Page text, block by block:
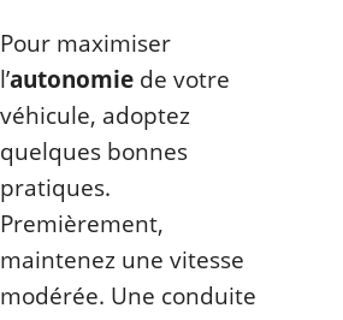
Pour maximiser
l’autonomie de votre
véhicule, adoptez
quelques bonnes
pratiques.
Premièrement,
maintenez une vitesse
modérée. Une conduite